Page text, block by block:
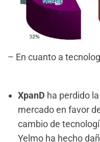
– En cuanto a
XpanD ha perdido
mercado en favor
cambio de
Yelmo ha hecho